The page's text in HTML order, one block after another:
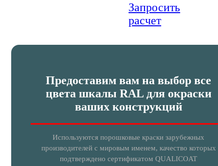
Запросить
расчет
Предоставим вам на выбор все
цвета шкалы RAL для окраски
ваших конструкций
Используются порошковые краски зарубежных
производителей с мировым именем, качество которых
подтверждено сертификатом QUALICOAT